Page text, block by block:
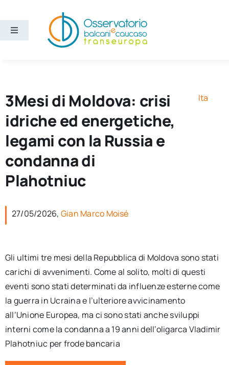
contenuto
Toggle
Ricerca e divulgazione
Sezioni
Newsletter
Ita
3Mesi di Moldova: crisi
idriche ed energetiche,
legami con la Russia e
condanna di
Plahotniuc
Ita
27/05/2026, Gian Marco Moisé
Gli ultimi tre mesi della Repubblica di Moldova sono stati
carichi di avvenimenti. Come al solito, molti di questi
eventi sono stati determinati da influenze esterne come
la guerra in Ucraina e l’ulteriore avvicinamento
all’Unione Europea, ma ci sono stati anche sviluppi
interni come la condanna a 19 anni dell’oligarca Vladimir
Plahotniuc per frode bancaria